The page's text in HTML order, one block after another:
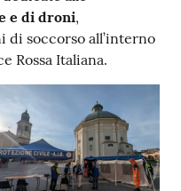
e di droni,
di soccorso all’interno
Rossa Italiana.